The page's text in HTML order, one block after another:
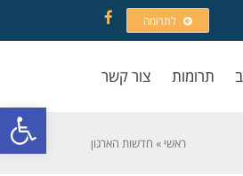
פתח
לתרומה
Facebook
תרומות צור קשר
ראשי » חדשות הארגון